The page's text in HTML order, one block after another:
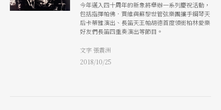
今年邁入四十周年的新象將舉辦一系列慶祝活動，
包括指揮帕佛．賈維與蘇黎世管弦樂團攜手鋼琴天
后卡蒂雅演出、長笛天王帕胡德首度領銜柏林愛樂
好友們長笛四重奏演出等節目。
文字 張震洲
2018/10/25